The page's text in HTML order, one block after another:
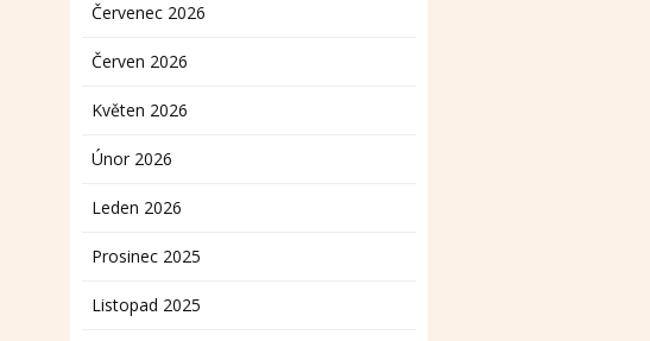
Červenec 2026
Červen 2026
Květen 2026
Únor 2026
Leden 2026
Prosinec 2025
Listopad 2025